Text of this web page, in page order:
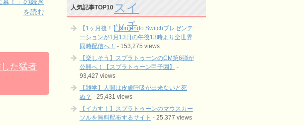
を読む
た猛者
スイ
ッチ
人気記事TOP10
【1ヶ月後！】Nintendo Switchプレゼンテ
ーションが1月13日の午後13時より全世界
同時配信へ！ - 153,275 views
【楽しそう】スプラトゥーンのCM第6弾が
公開へ！【スプラトゥーン甲子園】
-
93,427 views
【雑学】人間は皮膚呼吸が出来ないと死
ぬ？ - 25,431 views
【イカす！】スプラトゥーンのマウスカー
ソルを無料配布するサイト - 25,377 views